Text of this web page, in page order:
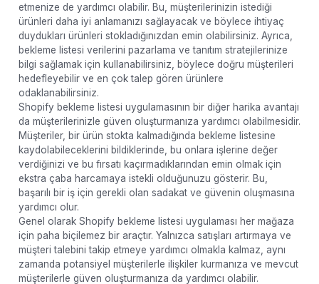
etmenize de yardımcı olabilir. Bu, müşterilerinizin istediği
ürünleri daha iyi anlamanızı sağlayacak ve böylece ihtiyaç
duydukları ürünleri stokladığınızdan emin olabilirsiniz. Ayrıca,
bekleme listesi verilerini pazarlama ve tanıtım stratejilerinize
bilgi sağlamak için kullanabilirsiniz, böylece doğru müşterileri
hedefleyebilir ve en çok talep gören ürünlere
odaklanabilirsiniz.
Shopify bekleme listesi uygulamasının bir diğer harika avantajı
da müşterilerinizle güven oluşturmanıza yardımcı olabilmesidir.
Müşteriler, bir ürün stokta kalmadığında bekleme listesine
kaydolabileceklerini bildiklerinde, bu onlara işlerine değer
verdiğinizi ve bu fırsatı kaçırmadıklarından emin olmak için
ekstra çaba harcamaya istekli olduğunuzu gösterir. Bu,
başarılı bir iş için gerekli olan sadakat ve güvenin oluşmasına
yardımcı olur.
Genel olarak Shopify bekleme listesi uygulaması her mağaza
için paha biçilemez bir araçtır. Yalnızca satışları artırmaya ve
müşteri talebini takip etmeye yardımcı olmakla kalmaz, aynı
zamanda potansiyel müşterilerle ilişkiler kurmanıza ve mevcut
müşterilerle güven oluşturmanıza da yardımcı olabilir.